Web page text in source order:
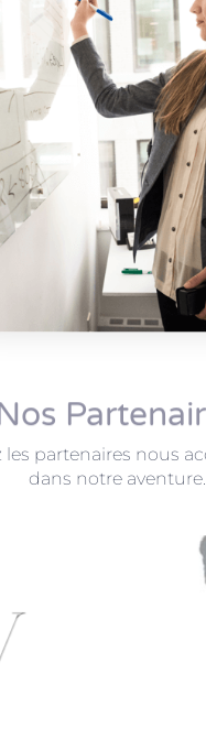
les partenaires nous
dans notre aventure.